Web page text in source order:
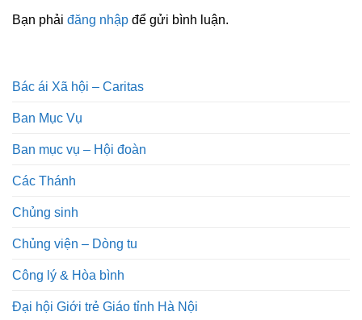
Bạn phải đăng nhập để gửi bình luận.
Bác ái Xã hội – Caritas
Ban Mục Vụ
Ban mục vụ – Hội đoàn
Các Thánh
Chủng sinh
Chủng viện – Dòng tu
Công lý & Hòa bình
Đại hội Giới trẻ Giáo tỉnh Hà Nội